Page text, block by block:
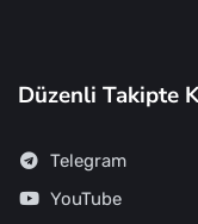
Düzenli Takipte
Telegram
YouTube